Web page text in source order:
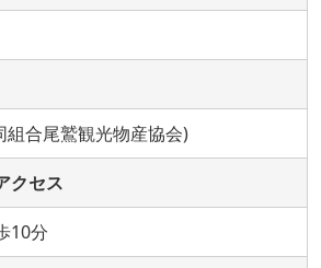
組合尾鷲観光物産協会)
クセス
10分